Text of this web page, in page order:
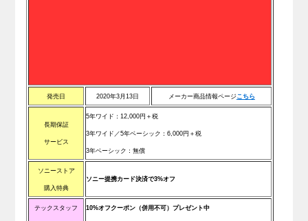
発売日 2020年3月13日 メーカー商品情報ページこちら
長期保証
サービス
5年ワイド：12,000円＋税
3年ワイド／5年ベーシック：6,000円＋税
3年ベーシック：無償
ソニーストア
購入特典
ソニー提携カード決済で3%オフ
テックスタッフ 10%オフクーポン（併用不可）プレゼント中